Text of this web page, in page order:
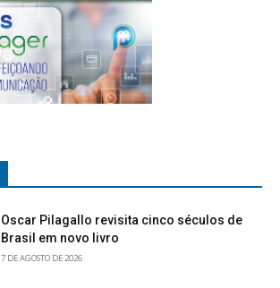
Oscar Pilagallo revisita cinco séculos de
Brasil em novo livro
7 DE AGOSTO DE 2026